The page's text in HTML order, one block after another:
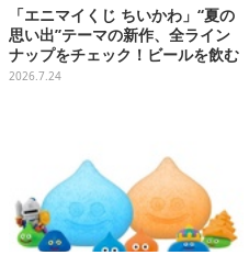
「エニマイくじ ちいかわ」“夏の
思い出”テーマの新作、全ライン
ナップをチェック！ビールを飲む
「くりまんじゅう」ぬいぐるみな
2026.7.24